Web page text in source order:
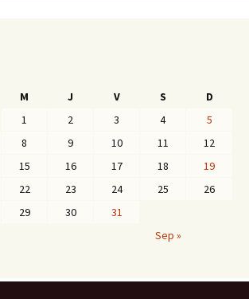
M J V S
D
1
2 3 4
5
8 9 10 11
12
15 16 17 18
19
22 23 24 25
26
29 30
31
Sep »